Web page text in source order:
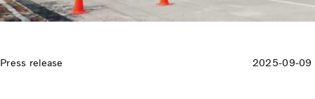
Press release 2025-09-09